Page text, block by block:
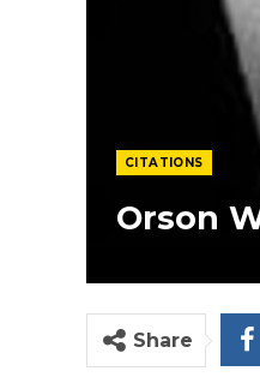
CITATIONS
Orson
Share